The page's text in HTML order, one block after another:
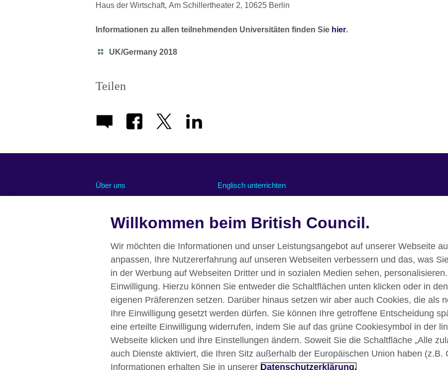
Haus der Wirtschaft, Am Schillertheater 2, 10625 Berlin
Informationen zu allen teilnehmenden Universitäten finden Sie hier.
Category
UK/Germany 2018
Teilen
Über uns
Chancengleichheit und Inklusion
Unsere grüne Agenda
Stellenangebote
Pressemitteilungen
Eine Nachricht von unserer British
Council Direktorin Deutschland
Affiliate marketing
Englisch unterrichten
Unterstützung für den Online-
Unterricht
British Council global Datenschutzerklärung Nutzungsbedingungen Your comments and complaints
Impressum
Willkommen beim British Council.
Wir möchten die Informationen und unser Leistungsangebot auf unserer Webseite
anpassen, Ihre Nutzererfahrung auf unseren Webseiten verbessern und das, was
in der Werbung auf Webseiten Dritter und in sozialen Medien sehen,
Einwilligung. Hierzu können Sie entweder die Schaltflächen unten klicken oder in
eigenen Präferenzen setzen. Darüber hinaus setzen wir aber auch Cookies, die als
Ihre Einwilligung gesetzt werden dürfen. Sie können Ihre getroffene Entscheidung
eine erteilte Einwilligung widerrufen, indem Sie auf das grüne Cookiesymbol in der
Webseite klicken und ihre Einstellungen ändern. Soweit Sie die Schaltfläche „Alle
auch Dienste aktiviert, die Ihren Sitz außerhalb der Europäischen Union haben (z.B.
Informationen erhalten Sie in unserer Datenschutzerklärung.